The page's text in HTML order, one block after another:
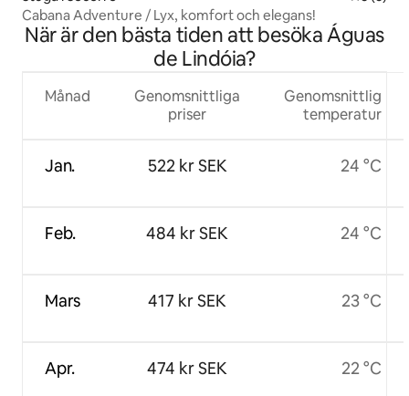
Cabana Adventure / Lyx, komfort och elegans!
När är den bästa tiden att besöka Águas
de Lindóia?
Månad
Jan.
Feb.
Mars
Apr.
Genomsnittliga
priser
522 kr SEK
484 kr SEK
417 kr SEK
474 kr SEK
Genomsnittlig
temperatur
24 °C
24 °C
23 °C
22 °C